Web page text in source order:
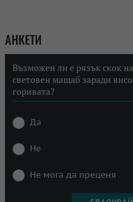
АНКЕТИ
Възможен ли е рязък скок
световен мащаб заради
горивата?
Да
Не
Не мога да преценя